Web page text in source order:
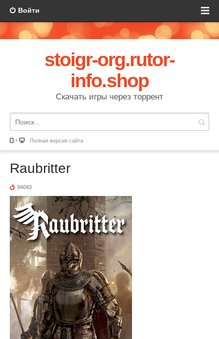
Войти
stoigr-org.rutor-
info.shop
Скачать игры через торрент
Полная версия сайта
Raubritter
94043